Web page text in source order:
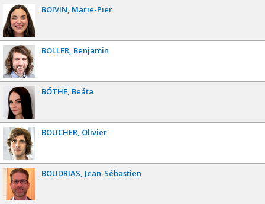
BOIVIN Marie-Pier
BOLLER Benjamin
BŐTHE Beáta
BOUCHER Olivier
BOUDRIAS Jean-Sébastien